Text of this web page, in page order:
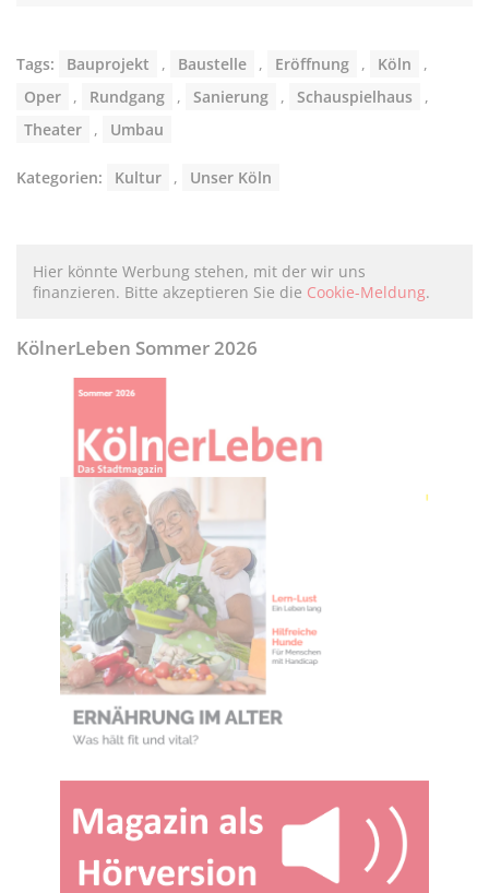
Tags: Bauprojekt , Baustelle , Eröffnung , Köln
,
Oper
, Rundgang , Sanierung , Schauspielhaus
,
Theater
, Umbau
Kategorien: Kultur , Unser Köln
Hier könnte Werbung stehen, mit der wir uns
finanzieren. Bitte akzeptieren Sie die Cookie-Meldung.
KölnerLeben Sommer 2026